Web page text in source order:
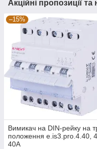
Акційні пропозиції
–15%
Вимикач на DIN-рейку на
положення e.is3.pro.4.40,
40А